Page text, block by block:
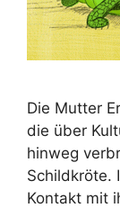
Die Mutter
die über
hinweg
Schildkröte.
Kontakt mit